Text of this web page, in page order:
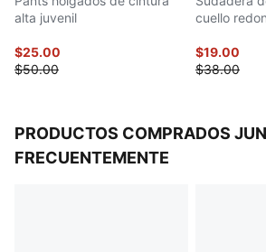
Bolsillos: lateral
Puños y dobladillo elásticos
PUMA Juvenil: Recomendada para
adolescentes de 8 a 16 años
alta juvenil
$25.00
$50.00
cuello
$19.00
$38.00
PRODUCTOS COMPRADOS
FRECUENTEMENTE